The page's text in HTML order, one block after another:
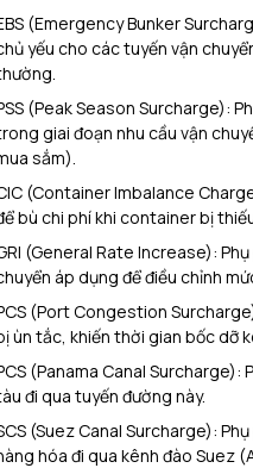
(Emergency Bunker
yếu cho các tuyến vận
(Peak Season Surcharge):
giai đoạn nhu cầu vận
sắm).
(Container Imbalance
bù chi phí khi container bị
(General Rate Increase):
áp dụng để điều chỉnh
(Port Congestion
ùn tắc, khiến thời gian bốc dỡ
(Panama Canal Surcharge):
đi qua tuyến đường này.
(Suez Canal Surcharge):
hóa đi qua kênh đào Suez